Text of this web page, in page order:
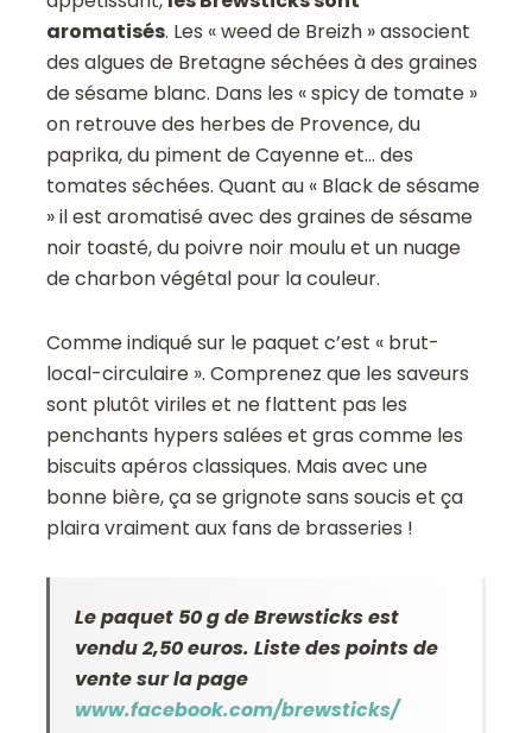
aromatisés. Les « weed de Breizh » associent
des algues de Bretagne séchées à des graines
de sésame blanc. Dans les « spicy de tomate »
on retrouve des herbes de Provence, du
paprika, du piment de Cayenne et… des
tomates séchées. Quant au « Black de sésame
» il est aromatisé avec des graines de sésame
noir toasté, du poivre noir moulu et un nuage
de charbon végétal pour la couleur.
Comme indiqué sur le paquet c’est « brut-
local-circulaire ». Comprenez que les saveurs
sont plutôt viriles et ne flattent pas les
penchants hypers salées et gras comme les
biscuits apéros classiques. Mais avec une
bonne bière, ça se grignote sans soucis et ça
plaira vraiment aux fans de brasseries !
Le paquet 50 g de Brewsticks est
vendu 2,50 euros. Liste des points de
vente sur la page
www.facebook.com/brewsticks/